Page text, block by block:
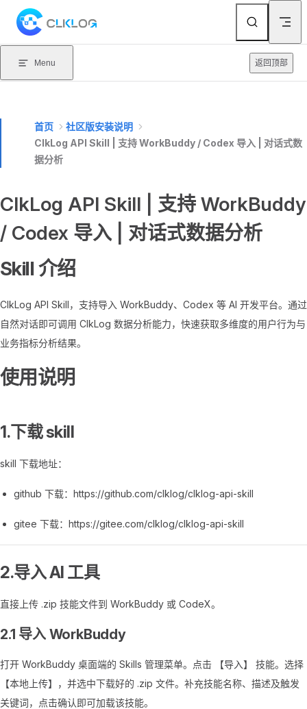
Skip to content
Menu 返回顶部
首页
社区版安装说明
ClkLog API Skill | 支持 WorkBuddy / Codex 导入 | 对话式数
据分析
ClkLog API Skill | 支持 WorkBuddy
/ Codex 导入 | 对话式数据分析
Skill 介绍
ClkLog API Skill，支持导入 WorkBuddy、Codex 等 AI 开发平台。通过
自然对话即可调用 ClkLog 数据分析能力，快速获取多维度的用户行为与
业务指标分析结果。
使用说明
1.下载 skill
skill 下载地址：
github 下载：https://github.com/clklog/clklog-api-skill
gitee 下载：https://gitee.com/clklog/clklog-api-skill
2.导入 AI 工具
直接上传 .zip 技能文件到 WorkBuddy 或 CodeX。
2.1 导入 WorkBuddy
打开 WorkBuddy 桌面端的 Skills 管理菜单。点击 【导入】 技能。选择
【本地上传】，并选中下载好的 .zip 文件。补充技能名称、描述及触发
关键词，点击确认即可加载该技能。